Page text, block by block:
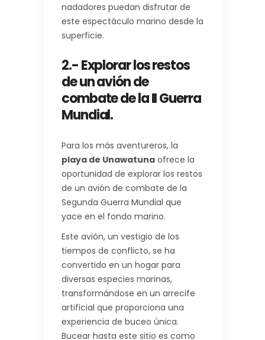
nadadores puedan disfrutar de
este espectáculo marino desde la
superficie.
2.- Explorar los restos
de un avión de
combate de la II Guerra
Mundial.
Para los más aventureros, la
playa de Unawatuna ofrece la
oportunidad de explorar los restos
de un avión de combate de la
Segunda Guerra Mundial que
yace en el fondo marino.
Este avión, un vestigio de los
tiempos de conflicto, se ha
convertido en un hogar para
diversas especies marinas,
transformándose en un arrecife
artificial que proporciona una
experiencia de buceo única.
Bucear hasta este sitio es como